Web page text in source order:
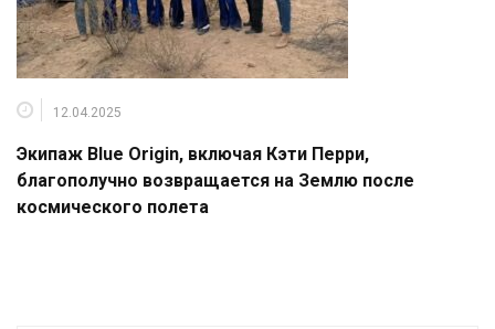
12.04.2025
Экипаж Blue Origin, включая Кэти Перри,
благополучно возвращается на Землю после
космического полета